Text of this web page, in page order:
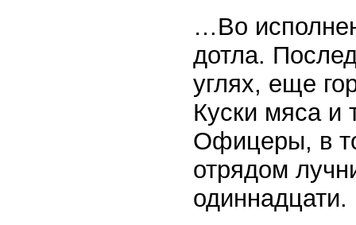
…Во
дотла.
углях, еще
Куски мяса и
Офицеры, в
отрядом
одиннадцати.